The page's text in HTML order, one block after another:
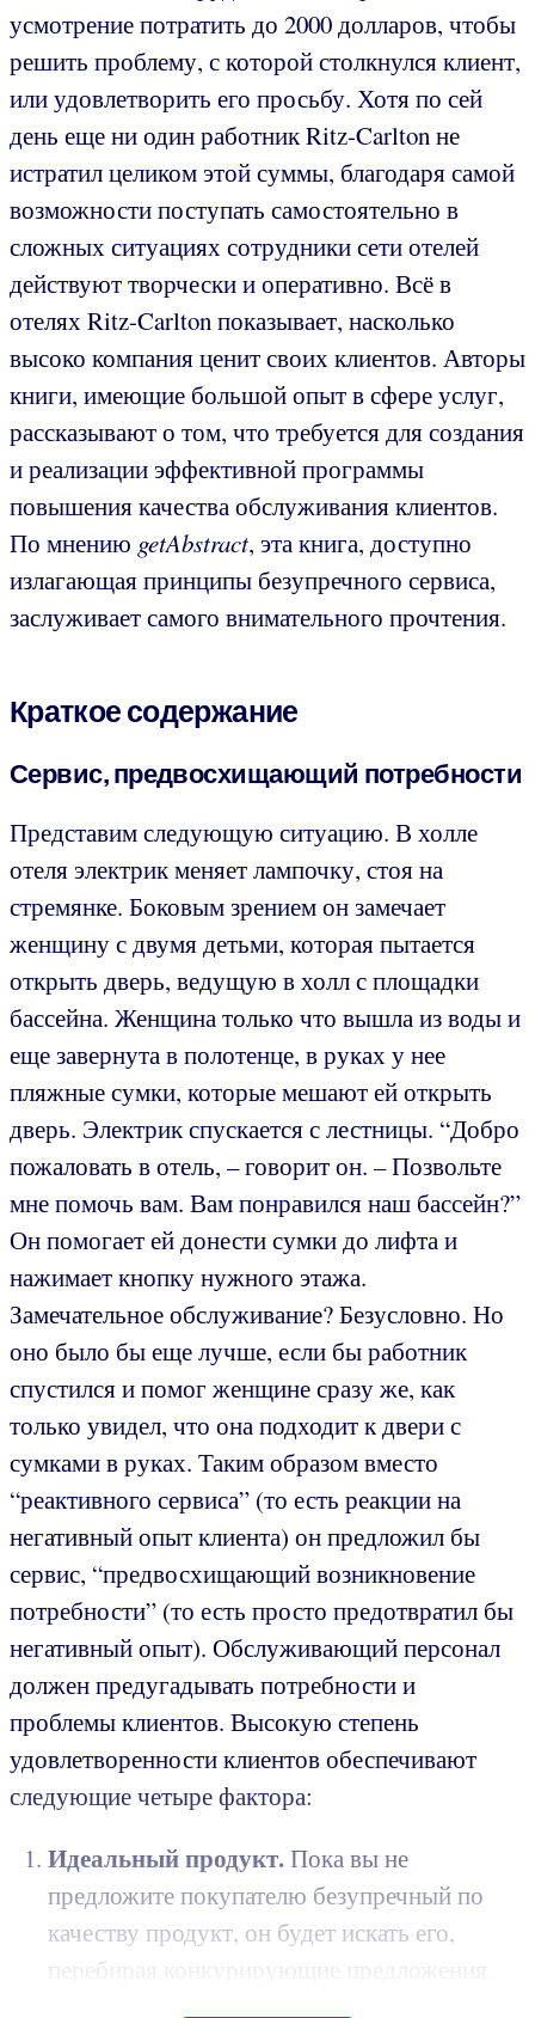
усмотрение потратить до 2000 долларов, чтобы
решить проблему, с которой столкнулся клиент,
или удовлетворить его просьбу. Хотя по сей
день еще ни один работник Ritz-Carlton не
истратил целиком этой суммы, благодаря самой
возможности поступать самостоятельно в
сложных ситуациях сотрудники сети отелей
действуют творчески и оперативно. Всё в
отелях Ritz-Carlton показывает, насколько
высоко компания ценит своих клиентов. Авторы
книги, имеющие большой опыт в сфере услуг,
рассказывают о том, что требуется для создания
и реализации эффективной программы
повышения качества обслуживания клиентов.
По мнению getAbstract, эта книга, доступно
излагающая принципы безупречного сервиса,
заслуживает самого внимательного прочтения.
Краткое содержание
Сервис, предвосхищающий потребности
Представим следующую ситуацию. В холле
отеля электрик меняет лампочку, стоя на
стремянке. Боковым зрением он замечает
женщину с двумя детьми, которая пытается
открыть дверь, ведущую в холл с площадки
бассейна. Женщина только что вышла из воды и
еще завернута в полотенце, в руках у нее
пляжные сумки, которые мешают ей открыть
дверь. Электрик спускается с лестницы. “Добро
пожаловать в отель, – говорит он. – Позвольте
мне помочь вам. Вам понравился наш бассейн?”
Он помогает ей донести сумки до лифта и
нажимает кнопку нужного этажа.
Замечательное обслуживание? Безусловно. Но
оно было бы еще лучше, если бы работник
спустился и помог женщине сразу же, как
только увидел, что она подходит к двери с
сумками в руках. Таким образом вместо
“реактивного сервиса” (то есть реакции на
негативный опыт клиента) он предложил бы
сервис, “предвосхищающий возникновение
потребности” (то есть просто предотвратил бы
негативный опыт). Обслуживающий персонал
должен предугадывать потребности и
проблемы клиентов. Высокую степень
удовлетворенности клиентов обеспечивают
следующие четыре фактора:
Идеальный продукт.Пока вы не
предложите покупателю безупречный по
качеству продукт, он будет искать его,
перебирая конкурирующие предложения.